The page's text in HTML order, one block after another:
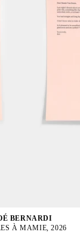
BERNARDI
À MAMIE, 2026